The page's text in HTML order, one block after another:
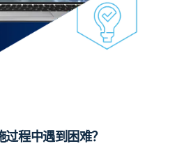
程中遇到困难？